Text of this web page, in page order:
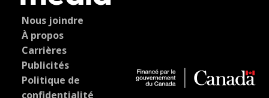
Nous joindre
À propos
Carrières
Publicités
Politique de
confidentialité